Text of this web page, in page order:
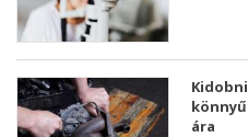
ára